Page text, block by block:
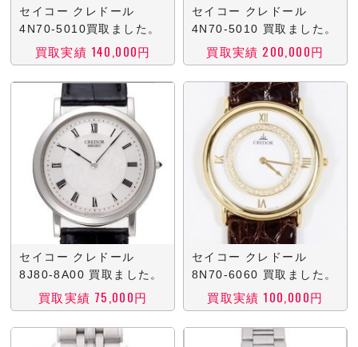
セイコー クレドール
4N70-5010買取ました。
買取実績 140,000円
セイコー クレドール
4N70-5010 買取ました。
買取実績 200,000円
セイコー クレドール
8J80-8A00 買取ました。
買取実績 75,000円
セイコー クレドール
8N70-6060 買取ました。
買取実績 100,000円